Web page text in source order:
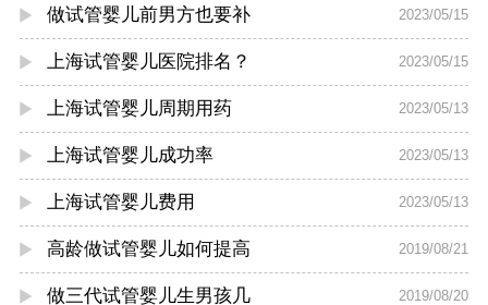
做试管婴儿前男方也要补 2023/05/15
上海试管婴儿医院排名？ 2023/05/15
上海试管婴儿周期用药 2023/05/13
上海试管婴儿成功率 2023/05/13
上海试管婴儿费用 2023/05/13
高龄做试管婴儿如何提高 2019/08/21
做三代试管婴儿生男孩几 2019/08/20